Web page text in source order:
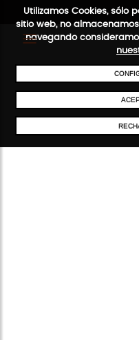
Utilizamos Cookies, sólo
sitio web, no
navegando
ENVÍOS GRATIS A PARTIR